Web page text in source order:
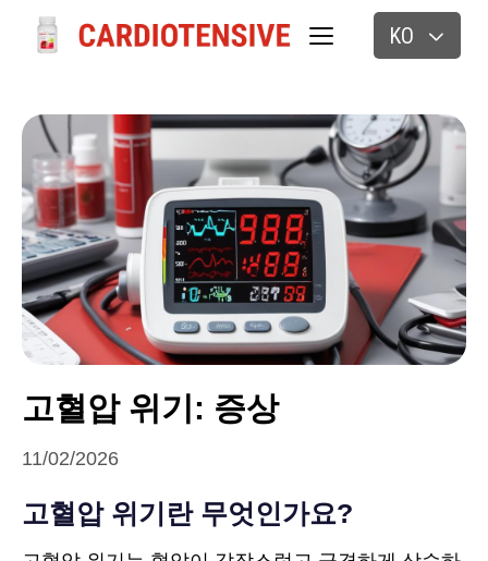
KO
고혈압 위기: 증상
11/02/2026
고혈압 위기란 무엇인가요?